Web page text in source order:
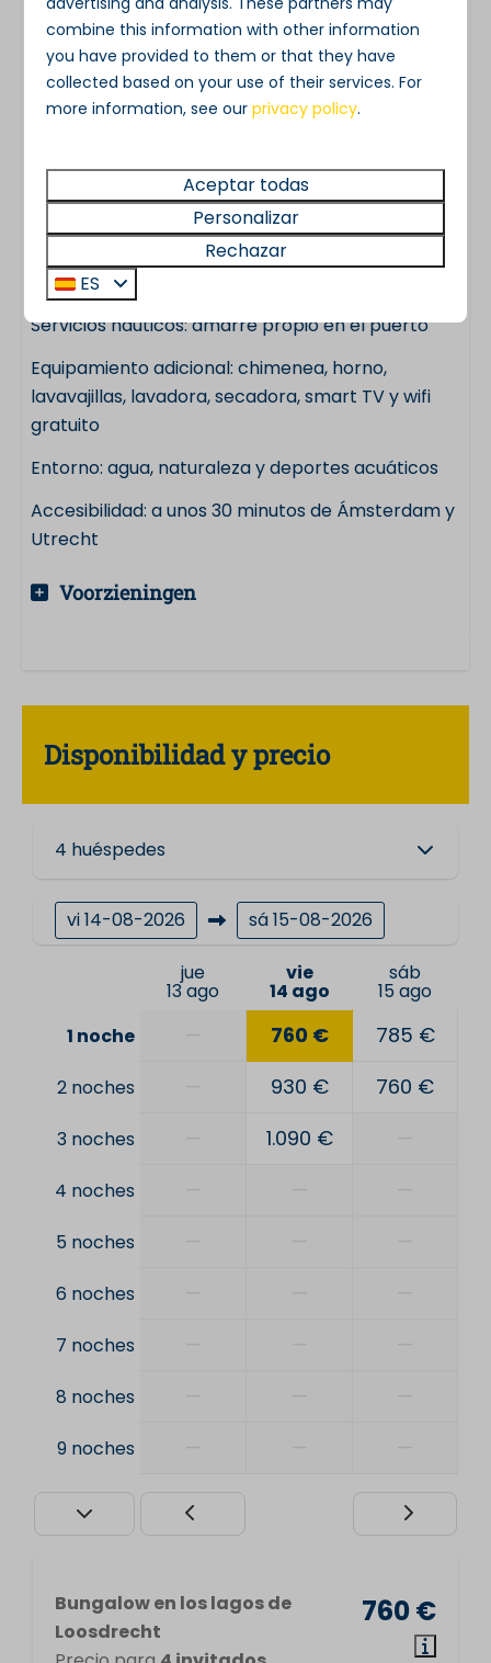
Ubicación: lagos de Loosdrecht
Capacidad: de 4 a 6 personas
Superficie habitable: unos 55 m²
Dormitorios: 2
Cuarto de baño: 1
Espacio exterior: terraza en forma de L orientada
al sur
Servicios náuticos: amarre propio en el puerto
Equipamiento adicional: chimenea, horno,
lavavajillas, lavadora, secadora, smart TV y wifi
gratuito
Entorno: agua, naturaleza y deportes acuáticos
Accesibilidad: a unos 30 minutos de Ámsterdam y
Utrecht
Voorzieningen
Disponibilidad y precio
4 huéspedes
vi14-08-2026 sá15-08-2026
jue
13 ago
vie
14 ago
sáb
15 ago
1 noche
760 € 785 €
2 noches 930 € 760 €
3 noches 1.090 €
4 noches
5 noches
6 noches
7 noches
8 noches
9 noches
760 €
Bungalow en los lagos de
Loosdrecht
combine this information with other information
you have provided to them or that they have
collected based on your use of their services. For
more information, see ourprivacy policy.
Aceptar todas
Personalizar
Rechazar
ES